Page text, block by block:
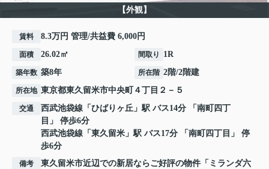
【外観】
賃料 8.3万円 管理/共益費 6,000円
面積 26.02㎡ 間取り 1R
築年数 築8年 所在階 2階/2階建
所在地 東京都東久留米市中央町 ４丁目２－５
交通 西武池袋線 「 ひばりヶ丘 」駅 バス14分 「南町四丁
目」 停歩6分
西武池袋線 「 東久留米 」駅 バス17分 「南町四丁目」 停
歩6分
備考
東久留米市近辺での新居ならご好評の物件「ミランダ六